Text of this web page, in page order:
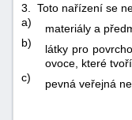
3. Toto nařízení se
a)
materiály a
b)
látky pro
ovoce, které
c)
pevná veřejná